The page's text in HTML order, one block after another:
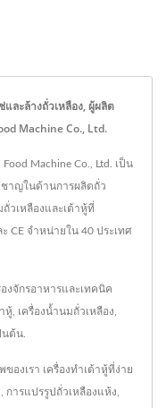
และล้างถั่วเหลือง, ผู้ผลิต
Machine Co., Ltd.
Machine Co., Ltd. เป็น
ชาญในด้านการผลิตถั่ว
วเหลืองและเต้าหู้ที่
CE จำหน่ายใน 40 ประเทศ
งจักรอาหารและเทคนิค
, เครื่องน้ำนมถั่วเหลือง,
ต้น.
ของเรา เครื่องทำเต้าหู้ที่ง่าย
การแปรรูปถั่วเหลืองแห้ง